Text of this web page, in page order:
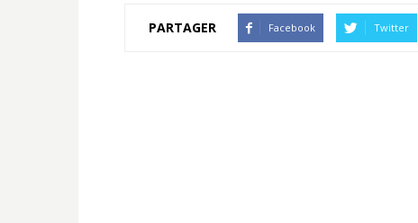
PARTAGER Facebook Twitter